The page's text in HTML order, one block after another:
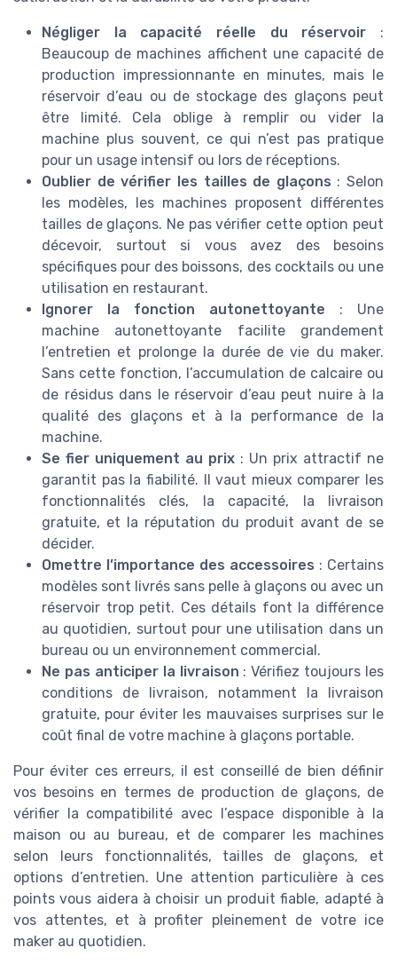
Négliger la capacité réelle du réservoir :
Beaucoup de machines affichent une capacité de
production impressionnante en minutes, mais le
réservoir d’eau ou de stockage des glaçons peut
être limité. Cela oblige à remplir ou vider la
machine plus souvent, ce qui n’est pas pratique
pour un usage intensif ou lors de réceptions.
Oublier de vérifier les tailles de glaçons : Selon
les modèles, les machines proposent différentes
tailles de glaçons. Ne pas vérifier cette option peut
décevoir, surtout si vous avez des besoins
spécifiques pour des boissons, des cocktails ou une
utilisation en restaurant.
Ignorer la fonction autonettoyante : Une
machine autonettoyante facilite grandement
l’entretien et prolonge la durée de vie du maker.
Sans cette fonction, l’accumulation de calcaire ou
de résidus dans le réservoir d’eau peut nuire à la
qualité des glaçons et à la performance de la
machine.
Se fier uniquement au prix : Un prix attractif ne
garantit pas la fiabilité. Il vaut mieux comparer les
fonctionnalités clés, la capacité, la livraison
gratuite, et la réputation du produit avant de se
décider.
Omettre l’importance des accessoires : Certains
modèles sont livrés sans pelle à glaçons ou avec un
réservoir trop petit. Ces détails font la différence
au quotidien, surtout pour une utilisation dans un
bureau ou un environnement commercial.
Ne pas anticiper la livraison : Vérifiez toujours les
conditions de livraison, notamment la livraison
gratuite, pour éviter les mauvaises surprises sur le
coût final de votre machine à glaçons portable.
Pour éviter ces erreurs, il est conseillé de bien définir
vos besoins en termes de production de glaçons, de
vérifier la compatibilité avec l’espace disponible à la
maison ou au bureau, et de comparer les machines
selon leurs fonctionnalités, tailles de glaçons, et
options d’entretien. Une attention particulière à ces
points vous aidera à choisir un produit fiable, adapté à
vos attentes, et à profiter pleinement de votre ice
maker au quotidien.